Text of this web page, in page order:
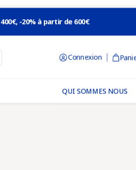
-20% à partir de 600€
Connexion
QUI SOMMES NOUS
×